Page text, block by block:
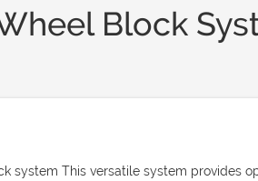
Block
system This versatile system provides